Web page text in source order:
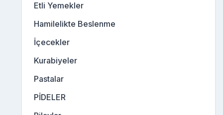
Etli Yemekler
Hamilelikte Beslenme
İçecekler
Kurabiyeler
Pastalar
PİDELER